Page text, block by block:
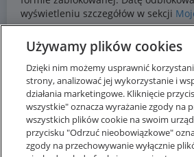
Używamy plików cookies
Dzięki nim możemy usprawnić
strony, analizować jej wykorzystanie i
działania marketingowe. Kliknięcie
wszystkie" oznacza wyrażanie zgody na
wszystkich plików cookie na swoim
przycisku "Odrzuć nieobowiązkowe"
zgody na przechowywanie wyłącznie